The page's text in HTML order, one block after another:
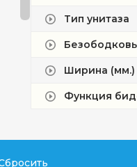
Тип унитаза
Ширина (мм.)
Функция